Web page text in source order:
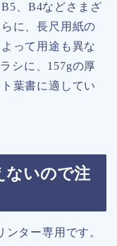
、B4などさまざ
に、長尺用紙の
って用途も異な
シに、157gの厚
葉書に適してい
ないので注
ター専用です。